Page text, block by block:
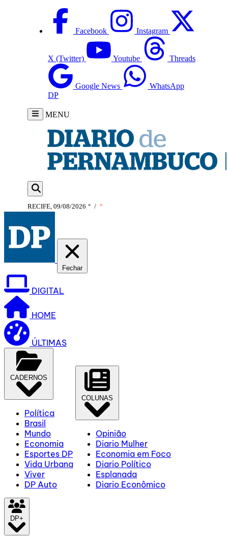
Facebook Instagram
X (Twitter) Youtube Threads
Google News
WhatsApp
DP
MENU
RECIFE, 09/08/2026 ° / °
Fechar
DIGITAL
HOME
ÚLTIMAS
CADERNOS
Política
Brasil
Mundo
Economia
Esportes DP
Vida Urbana
Viver
DP Auto
COLUNAS
Opinião
Diario Mulher
Economia em Foco
Diario Político
Esplanada
Diario Econômico
DP+